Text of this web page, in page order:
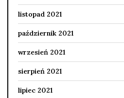
listopad 2021
październik 2021
wrzesień 2021
sierpień 2021
lipiec 2021